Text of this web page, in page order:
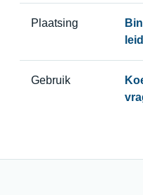
Plaatsing
Gebruik